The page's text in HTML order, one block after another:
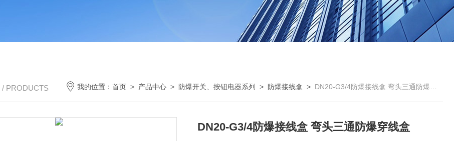
/ PRODUCTS 我的位置：首页 > 产品中心 > 防爆开关、按钮电器系列 > 防爆接线盒 > DN20-G3/4防爆接线盒 弯头三通防爆穿线盒
DN20-G3/4防爆接线盒 弯头三通防爆穿线盒